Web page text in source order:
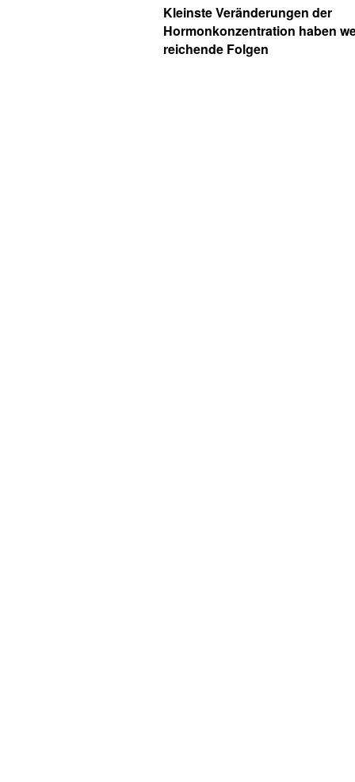
Kleinste Veränderungen der
Hormonkonzentration haben
reichende Folgen